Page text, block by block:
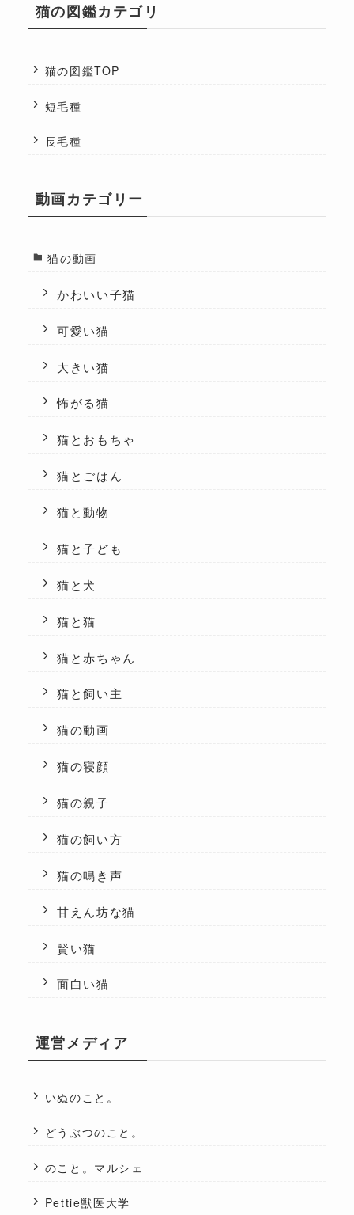
猫の図鑑カテゴリ
猫の図鑑TOP
短毛種
長毛種
動画カテゴリー
猫の動画
かわいい子猫
可愛い猫
大きい猫
怖がる猫
猫とおもちゃ
猫とごはん
猫と動物
猫と子ども
猫と犬
猫と猫
猫と赤ちゃん
猫と飼い主
猫の動画
猫の寝顔
猫の親子
猫の飼い方
猫の鳴き声
甘えん坊な猫
賢い猫
面白い猫
運営メディア
いぬのこと。
どうぶつのこと。
のこと。マルシェ
Pettie獣医大学